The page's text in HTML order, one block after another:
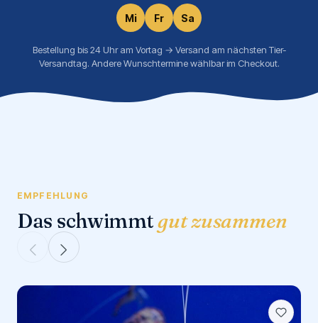
Mi Fr Sa
Bestellung bis 24 Uhr am Vortag → Versand am nächsten Tier-
Versandtag. Andere Wunschtermine wählbar im Checkout.
EMPFEHLUNG
Das schwimmtgut zusammen